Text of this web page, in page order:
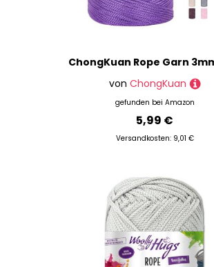
von ChongKuan
gefunden bei Amazon
5,99 €
Versandkosten: 9,01 €